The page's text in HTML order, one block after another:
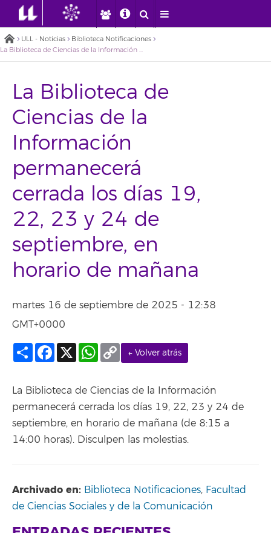
ULL - Noticias
Biblioteca Notificaciones
La Biblioteca de Ciencias de la Información permanecerá cerrada los días 19, 22, 23 y 24 de septiembre, en horario de mañana
La Biblioteca de
Ciencias de la
Información
permanecerá
cerrada los días 19,
22, 23 y 24 de
septiembre, en
horario de mañana
martes 16 de septiembre de 2025 - 12:38
GMT+0000
← Volver atrás
Compartir
Facebook
X WhatsApp
Copy
Link
La Biblioteca de Ciencias de la Información
permanecerá cerrada los días 19, 22, 23 y 24 de
septiembre, en horario de mañana (de 8:15 a
14:00 horas). Disculpen las molestias.
Archivado en: Biblioteca Notificaciones, Facultad
de Ciencias Sociales y de la Comunicación